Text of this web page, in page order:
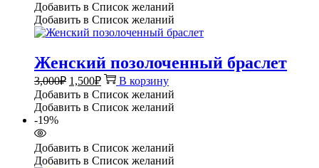
Добавить в Список желаний
Добавить в Список желаний
Женский позолоченный браслет
3,000₽ Первоначальная
цена
составляла
1,500₽Текущая
цена:
1,500₽.
В корзину
Добавить в Список желаний
Добавить в Список желаний
-19%
Добавить в Список желаний
Добавить в Список желаний